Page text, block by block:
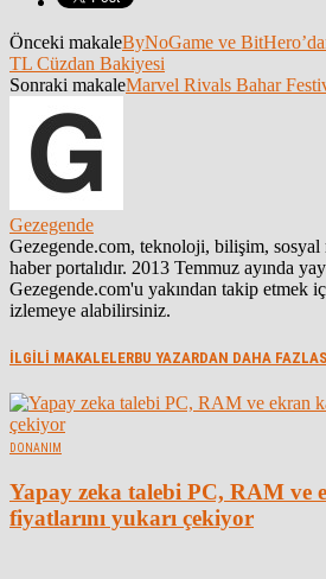
Önceki makaleByNoGame ve
TL Cüzdan Bakiyesi
Sonraki makaleMarvel Rivals Bahar
Gezegende
Gezegende.com, teknoloji, bilişim, sosyal
haber portalıdır. 2013 Temmuz ayında
Gezegende.com'u yakından takip etmek
izlemeye alabilirsiniz.
İLGİLİ MAKALELERBU YAZARDAN DAHA
DONANIM
Yapay zeka talebi PC, RAM ve
fiyatlarını yukarı çekiyor